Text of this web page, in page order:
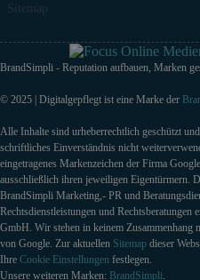
Sitemap
BrandSimpli - Reputation aufbauen, Marken
© 2025 | Digitalgepflegt ist eine Marke der
Alle Inhalte sind urheberrechtlich geschützt
schriftliches Einverständnis nicht
eingetragenes Markenzeichen der Firma
ausschließlich ihren jeweiligen Eigentürmern.
BrandSimpli Marketing,- PR und
Rechtsdienstleistungen und
GmbH. Wir stehen in keinem Zusammenhang
von Google. Zur aktuellen Sitemap dieser
Ihre Cookie Einstellungen festlegen.
Unsere weiteren Marken: BrandSimpli.